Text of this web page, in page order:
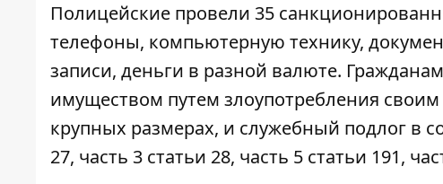
Полицейские провели 35
телефоны, компьютерную технику,
записи, деньги в разной валюте.
имуществом путем злоупотребления
крупных размерах, и служебный подлог в
27, часть 3 статьи 28, часть 5 статьи 191,